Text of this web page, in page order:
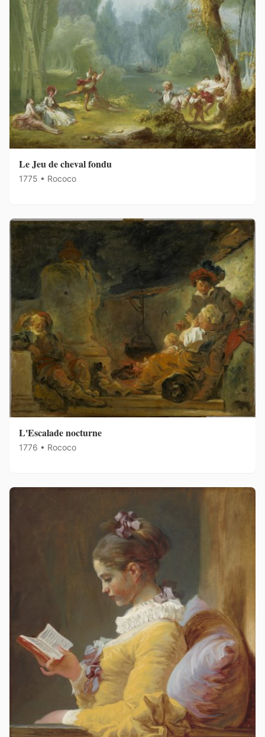
Le Jeu de cheval fondu
1775 • Rococo
L'Escalade nocturne
1776 • Rococo